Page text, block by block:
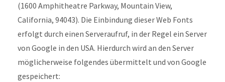
(1600 Amphitheatre Parkway, Mountain View,
California, 94043). Die Einbindung dieser Web Fonts
erfolgt durch einen Serveraufruf, in der Regel ein Server
von Google in den USA. Hierdurch wird an den Server
möglicherweise folgendes übermittelt und von Google
gespeichert: